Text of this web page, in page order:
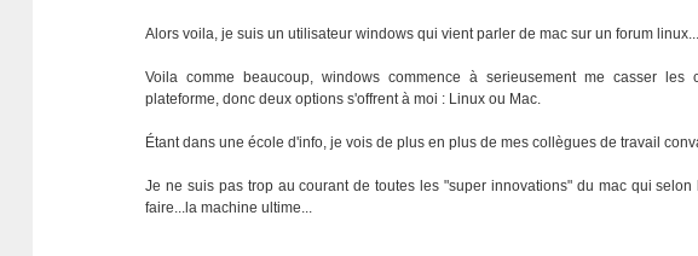
Alors voila, je suis un utilisateur windows qui vient parler de mac sur un forum
Voila comme beaucoup, windows commence à serieusement me casser
plateforme, donc deux options s'offrent à moi : Linux ou Mac.
Étant dans une école d'info, je vois de plus en plus de mes collègues de travail
Je ne suis pas trop au courant de toutes les "super innovations" du mac qui
faire...la machine ultime...